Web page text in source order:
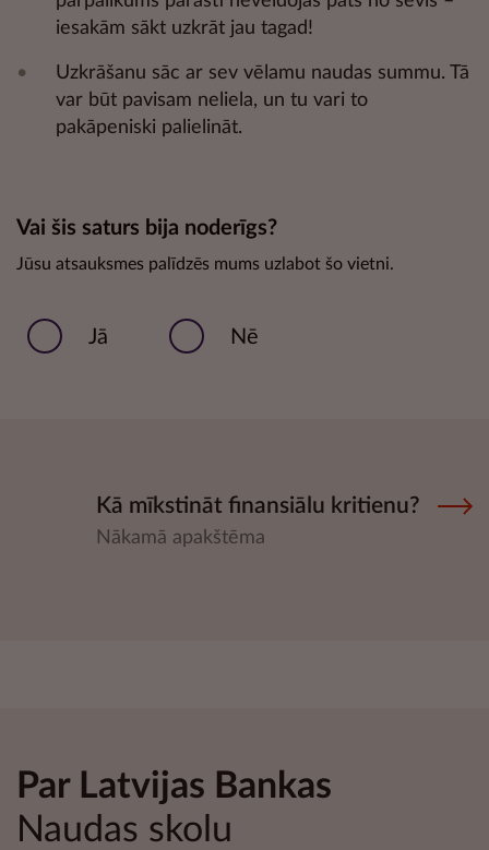
iesakām sākt uzkrāt jau tagad!
Uzkrāšanu sāc ar sev vēlamu naudas summu. Tā
var būt pavisam neliela, un tu vari to
pakāpeniski palielināt.
Vai šis saturs bija noderīgs?
Jūsu atsauksmes palīdzēs mums uzlabot šo vietni.
Jā Nē
Kā mīkstināt finansiālu kritienu?
Nākamā apakštēma
Par Latvijas Bankas
Naudas skolu